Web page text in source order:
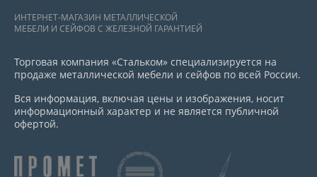
ИНТЕРНЕТ-МАГАЗИН МЕТАЛЛИЧЕСКОЙ
МЕБЕЛИ И СЕЙФОВ С ЖЕЛЕЗНОЙ ГАРАНТИЕЙ
Торговая компания «Стальком» специализируется на
продаже металлической мебели и сейфов по всей России.
Вся информация, включая цены и изображения, носит
информационный характер и не является публичной
офертой.